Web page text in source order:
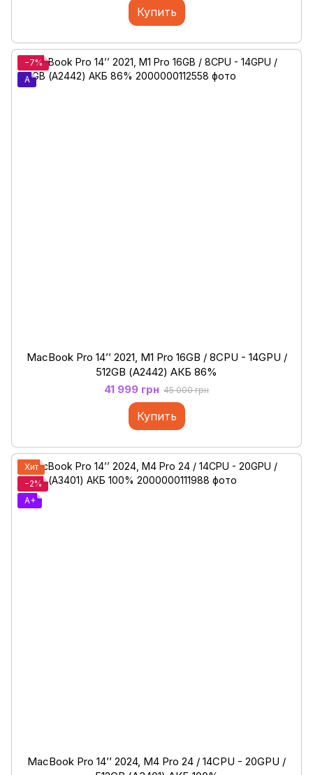
Купить
−7%
A
MacBook Pro 14’’ 2021, M1 Pro 16GB / 8CPU - 14GPU /
512GB (А2442) АКБ 86%
41 999 грн 45 000 грн
Купить
Хит
−2%
A+
MacBook Pro 14’’ 2024, M4 Pro 24 / 14CPU - 20GPU /